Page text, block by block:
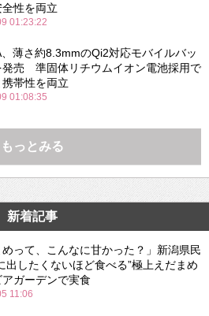
性を両立
01:23:22
薄さ約8.3mmのQi2対応モバイルバッ
発売 準固体リチウムイオン電池採用で
帯性を両立
01:08:35
もっとみる
新着記事
めって、こんなに甘かった？」新潟県民
出したくないほど食べる”極上えだまめ
ガーデンで実食
11:06